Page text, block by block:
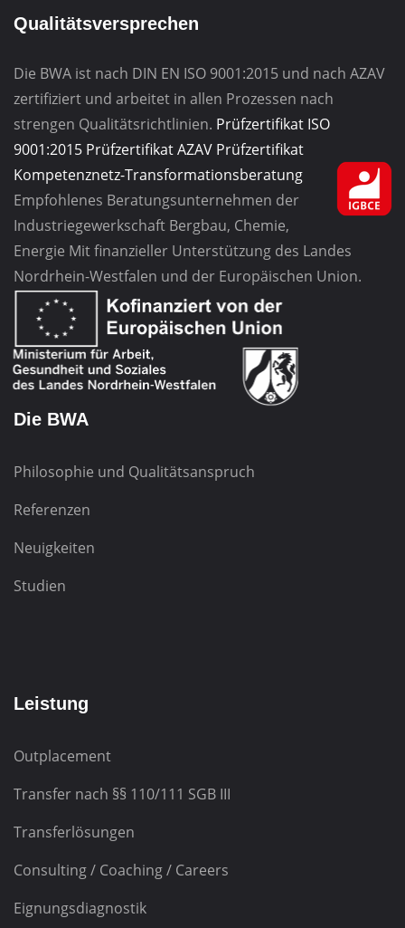
Qualitätsversprechen
Die BWA ist nach DIN EN ISO 9001:2015 und nach AZAV
zertifiziert und arbeitet in allen Prozessen nach
strengen Qualitätsrichtlinien. Prüfzertifikat ISO
9001:2015 Prüfzertifikat AZAV Prüfzertifikat
Kompetenznetz-Transformationsberatung
Empfohlenes Beratungsunternehmen der
Industriegewerkschaft Bergbau, Chemie,
Energie Mit finanzieller Unterstützung des Landes
Nordrhein-Westfalen und der Europäischen Union.
Die BWA
Philosophie und Qualitätsanspruch
Referenzen
Neuigkeiten
Studien
Leistung
Outplacement
Transfer nach §§ 110/111 SGB III
Transferlösungen
Consulting / Coaching / Careers
Eignungsdiagnostik